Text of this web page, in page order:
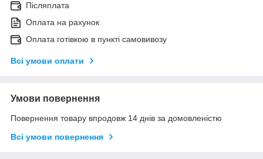
Післяплата
Оплата на рахунок
Оплата готівкою в пункті самовивозу
Всі умови оплати
Умови повернення
Повернення товару впродовж 14 днів за домовленістю
Всі умови повернення